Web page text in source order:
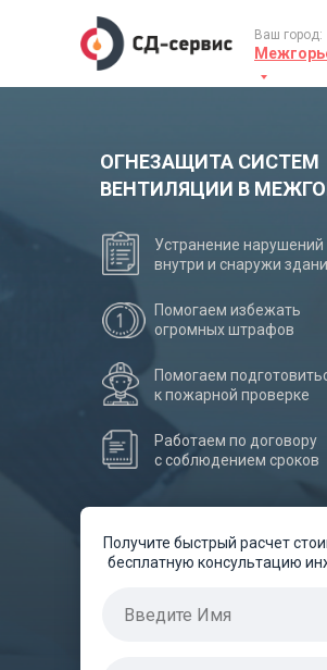
Ваш город:
ОГНЕЗАЩИТА СИСТЕМ
ВЕНТИЛЯЦИИ В
Устранение нарушений
внутри и снаружи
Помогаем избежать
огромных штрафов
Помогаем
к пожарной проверке
Работаем по договору
с соблюдением сроков
Получите быстрый расчет
бесплатную консультацию